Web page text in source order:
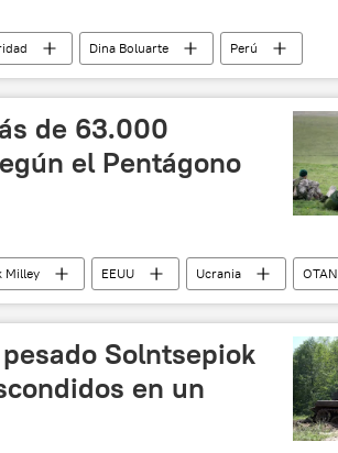
Dina Boluarte
Perú
la destitución de Castillo
de 63.000
el Pentágono
Milley EEUU Ucrania
OTAN
y desnazificación de Ucrania
🌍 Europa
Solntsepiok
en un